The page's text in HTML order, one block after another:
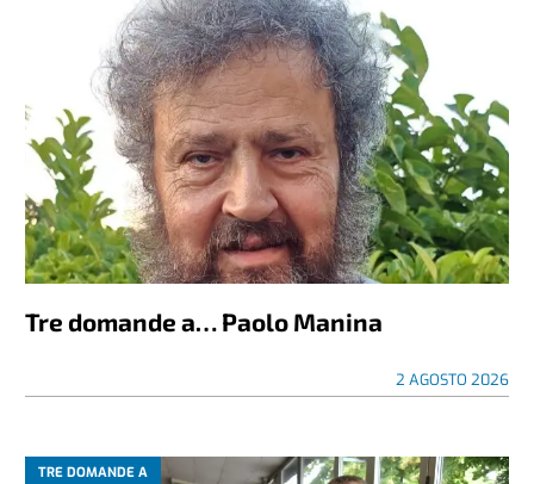
Tre domande a… Paolo Manina
2 AGOSTO 2026
TRE DOMANDE A